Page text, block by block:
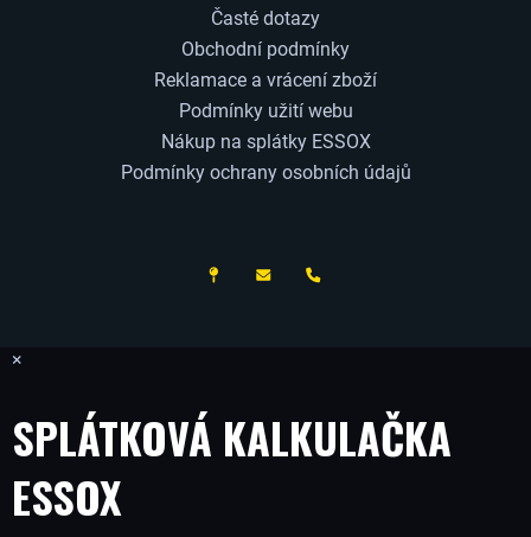
Časté dotazy
Obchodní podmínky
Reklamace a vrácení zboží
Podmínky užití webu
Nákup na splátky ESSOX
Podmínky ochrany osobních údajů
×
SPLÁTKOVÁ KALKULAČKA
ESSOX